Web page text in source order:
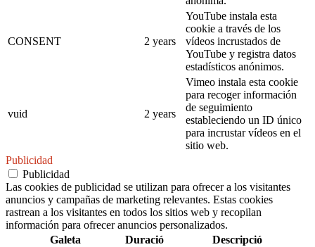
CONSENT 2 years
YouTube instala esta
cookie a través de los
vídeos incrustados de
YouTube y registra datos
estadísticos anónimos.
vuid 2 years
Vimeo instala esta cookie
para recoger información
de seguimiento
estableciendo un ID único
para incrustar vídeos en el
sitio web.
Publicidad
Publicidad
Las cookies de publicidad se utilizan para ofrecer a los visitantes
anuncios y campañas de marketing relevantes. Estas cookies
rastrean a los visitantes en todos los sitios web y recopilan
información para ofrecer anuncios personalizados.
Galeta
Duració Descripció